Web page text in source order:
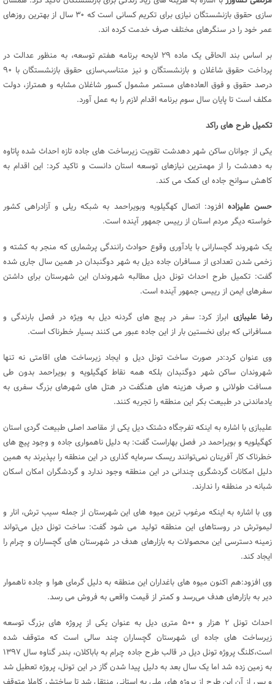
سازی حقوق بازنشستگان نیازی برای تکریم کسانی است که ۳۰ سال از بهترین روزهای
عمر خود را در سنگرهای مختلف صرف خدمت کرده اند.
بر اساس بند الحاقی یک ماده ۲۹ لایحه برنامه هفتم توسعه، به منظور عدالت در
پرداخت حقوق شاغلان و بازنشستگان و نیز متناسب‌سازی حقوق بازنشستگان با ۹۰
درصد حقوق و فوق العاده‌های مستمر مشمول کسور شاغلان مشابه و همتراز، دولت
مکلف است تا پایان سال سوم برنامه اقدام لازم را به عمل آورد.
تکمیل طرح های راکد
یکی از جوانان ساکن شهر دهدشت تقویت زیرساخت های جاده تازه احداث شده پاتاوه
به دهدشت را از مهمترین نیازهای توسعه استان دانست و تاکید کرد: این اقدام به
کاهش سوانح جاده ای کمک می کند.
حسن علیزاده افزود: اتصال کهگیلویه وبویراحمد به شبکه ریلی و آزادراهی کشور
خواسته دیگر مردم استان از رییس جمهور آینده است.
یک شهروند گچسارانی با یادآوری وقوع حوادث رانندگی پرشماری که منجر به کشته و
زخمی شدن تعدادی از مسافران جاده دیل به شهر دوگنبدان در همین سال جاری شده
گفت: تکمیل طرح احداث تونل دیل مطالبه شهروندان این شهرستان برای داشتن
سفرهای ایمن از رییس جمهور آینده است.
رضا علیبازی ابراز کرد: سفر در پیچ های گردنه دیل به ویژه در فصل بارندگی و
مسافرانی که برای نخستین بار از این جاده عبور می کنند بسیار خطرناک است.
وی عنوان کرد:در صورت ساخت تونل دیل و ایجاد زیرساخت های اقامتی نه تنها
شهروندان ساکن شهر دوگنبدان بلکه همه نقاط کهگیلویه و بویراحمد بدون طی
مسافت طولانی و صرف هزینه های هنگفت در هتل های شهرهای بزرگ سفری به
یادماندنی در طبیعت بکر این منطقه را تجربه کنند.
علیبازی با اشاره به اینکه تفرجگاه دشتک دیل یکی از مقاصد اصلی طبیعت گردی استان
کهگیلویه و بویراحمد در فصل بهاراست گفت: به دلیل ناهمواری جاده و وجود پیچ های
خطرناک کار آفرینان نمی‌توانند ریسک سرمایه گذاری در این منطقه را بپذیرند به همین
دلیل امکانات گردشگری چندانی در این منطقه وجود ندارد و گردشگران امکان اسکان
شبانه در منطقه را ندارند.
وی با اشاره به اینکه مرغوب ترین میوه های این شهرستان از جمله سیب ترش، انار و
لیموترش در روستاهای این منطقه تولید می شود گفت: ساخت تونل دیل می‌تواند
زمینه دسترسی این محصولات به بازارهای هدف در شهرستان های گچساران و چرام را
ایجاد کند.
وی افزود:هم اکنون میوه های باغداران این منطقه به دلیل گرمای هوا و جاده ناهموار
دیر به بازارهای هدف می‌رسد و کمتر از قیمت واقعی به فروش می رسد.
احداث تونل ۲ هزار و ۵۰۰ متری دیل به عنوان یکی از پروژه های بزرگ توسعه
زیرساخت های جاده ای شهرستان گچساران چند سالی است که متوقف شده
است،کلنگ پروژه تونل دیل در قالب طرح جاده چرام به باباکلان، بندر گناوه سال ۱۳۹۷
به زمین زده شد اما یک سال بعد به دلیل پیدا شدن گاز در این تونل، پروژه تعطیل شد